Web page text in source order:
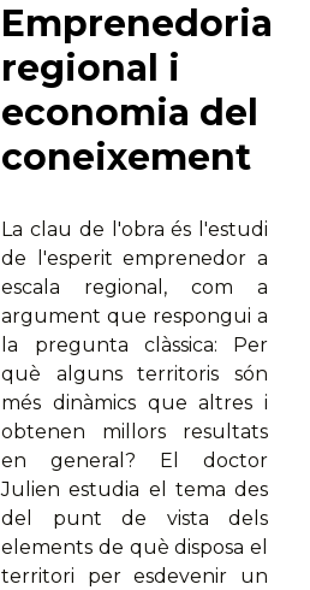
Emprenedoria
regional i
economia del
coneixement
La clau de l'obra és l'estudi
de l'esperit emprenedor a
escala regional, com a
argument que respongui a
la pregunta clàssica: Per
què alguns territoris són
més dinàmics que altres i
obtenen millors resultats
en general? El doctor
Julien estudia el tema des
del punt de vista dels
elements de què disposa el
territori per esdevenir un